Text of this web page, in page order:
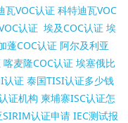
瓦VOC认证 科特迪瓦VOC
认证 埃及COC认证 埃
蓬COC认证 阿尔及利亚
喀麦隆COC认证 埃塞俄比
认证 泰国TISI认证多少钱
证机构 柬埔寨ISC认证怎
SIRIM认证申请 IEC测试报